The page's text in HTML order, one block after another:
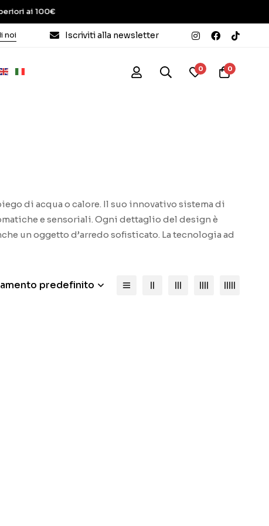
ai 100€
noi Iscriviti alla newsletter
0 0
di acqua o calore. Il suo innovativo sistema di
e sensoriali. Ogni dettaglio del design è
un oggetto d’arredo sofisticato. La tecnologia ad
predefinito